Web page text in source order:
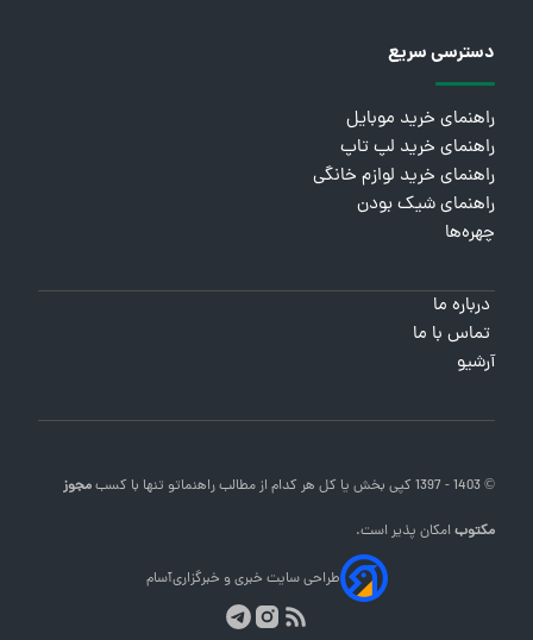
دسترسی سریع
راهنمای خرید موبایل
راهنمای خرید لپ تاپ
راهنمای خرید لوازم خانگی
راهنمای شیک بودن
چهره‌ها
درباره ما
تماس با ما
آرشیو
© 1403 - 1397 کپی بخش یا کل هر کدام از مطالب راهنماتو تنها با کسبمجوز
مکتوبامکان پذیر است.
طراحی سایت خبری و خبرگزاریآسام